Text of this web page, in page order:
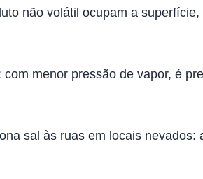
não volátil ocupam a
menor pressão de vapor, é
sal às ruas em locais